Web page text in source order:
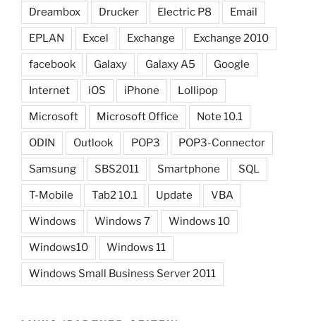
Dreambox Drucker Electric P8 Email
EPLAN Excel Exchange Exchange 2010
facebook Galaxy Galaxy A5 Google
Internet iOS iPhone Lollipop
Microsoft Microsoft Office Note 10.1
ODIN Outlook POP3 POP3-Connector
Samsung SBS2011 Smartphone SQL
T-Mobile Tab2 10.1 Update VBA
Windows Windows 7 Windows 10
Windows10 Windows 11
Windows Small Business Server 2011